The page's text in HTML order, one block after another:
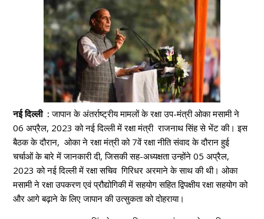
नई दिल्ली : जापान के अंतर्राष्ट्रीय मामलों के रक्षा उप-मंत्री ओका मसामी ने
06 अप्रैल, 2023 को नई दिल्ली में रक्षा मंत्री राजनाथ सिंह से भेंट की। इस
बैठक के दौरान, ओका ने रक्षा मंत्री को 7वें रक्षा नीति संवाद के दौरान हुई
चर्चाओं के बारे में जानकारी दी, जिसकी सह-अध्यक्षता उन्होंने 05 अप्रैल,
2023 को नई दिल्ली में रक्षा सचिव गिरिधर अरमाने के साथ की थी। ओका
मसामी ने रक्षा उपकरण एवं प्रौद्योगिकी में सहयोग सहित द्विपक्षीय रक्षा सहयोग को
और आगे बढ़ाने के लिए जापान की उत्सुकता को दोहराया।